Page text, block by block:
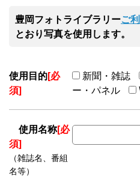
豊岡フォトライブラリーご
とおり写真を使用します。
使用目的[必
須]
新聞・雑誌
ー・パネル
使用名称[必
須]
（雑誌名、番組
名等）